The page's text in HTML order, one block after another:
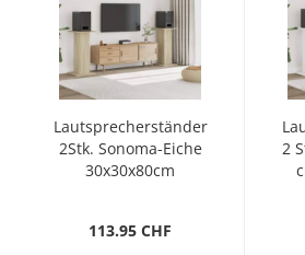
Lautsprecherständer
2Stk. Sonoma-Eiche
30x30x80cm
113.95 CHF
2